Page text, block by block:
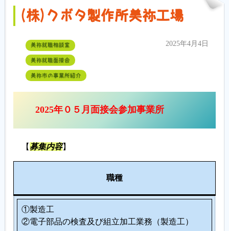
(株)クボタ製作所美祢工場
美祢就職相談室
美祢就職面接会
美祢市の事業所紹介
2025年4月4日
2025年０５月面接会参加事業所
【 募集内容】
職種
①製造工
②電子部品の検査及び組立加工業務（製造工）